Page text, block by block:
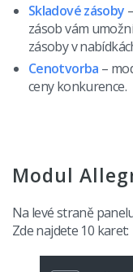
Skladové zásoby
zásob vám
zásoby v
Cenotvorba –
ceny konkurence.
Modul
Na levé straně
Zde najdete 10 karet: